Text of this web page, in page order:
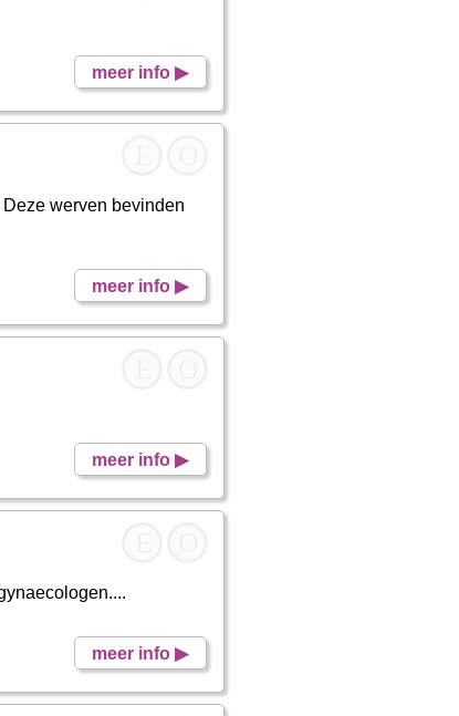
meer info ▶
werven bevinden
meer info ▶
meer info ▶
meer info ▶